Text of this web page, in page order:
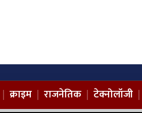
| क्राइम | राजनेतिक | टेक्नोलॉजी |